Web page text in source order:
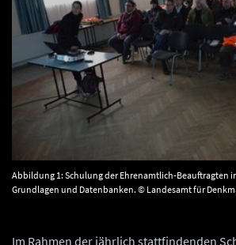
Abbildung 1: Schulung der Ehrenamtlich-Beauftragten
Grundlagen und Datenbanken. © Landesamt für
Im Rahmen der jährlich stattfindenden